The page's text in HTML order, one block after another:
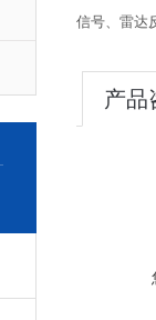
信号、雷达
产品